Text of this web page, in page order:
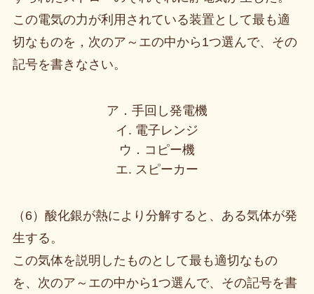
この電気の力が利用されている装置として最も適
切なものを，次のア～エの中から1つ選んで、その
記号を書きなさい。
ア．手回し発電機
イ. 電子レンジ
ウ．コピー機
エ. スピーカー
（6）酸化銀が熱により分解すると、ある気体が発
生する。
この気体を説明したものとして最も適切なもの
を、次のア～エの中から1つ選んで、その記号を書